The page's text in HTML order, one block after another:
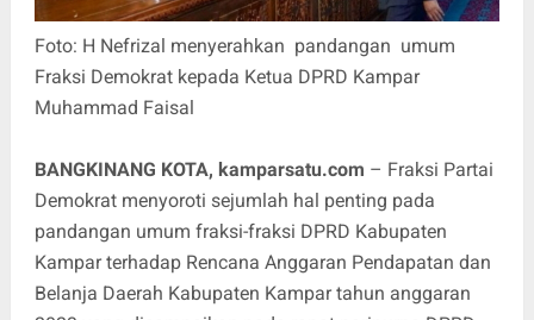
Foto: H Nefrizal menyerahkan pandangan umum
Fraksi Demokrat kepada Ketua DPRD Kampar
Muhammad Faisal
BANGKINANG KOTA, kamparsatu.com – Fraksi Partai
Demokrat menyoroti sejumlah hal penting pada
pandangan umum fraksi-fraksi DPRD Kabupaten
Kampar terhadap Rencana Anggaran Pendapatan dan
Belanja Daerah Kabupaten Kampar tahun anggaran